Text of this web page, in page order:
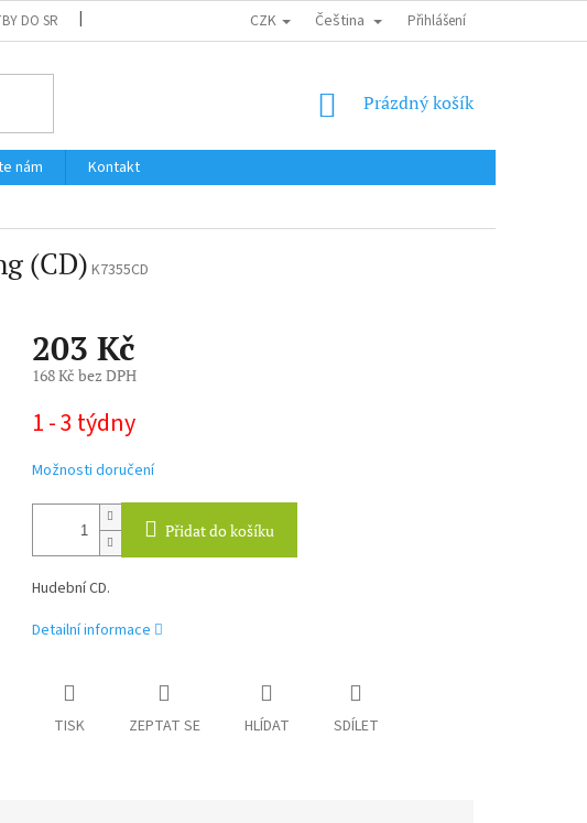
DO SR DOPRAVA DO EU / INTERNATIONAL SHIPPING OBCHODNÍ PODMÍNKY
CZK Čeština Přihlášení
NÁKUPNÍ
Prázdný košík
nám
Kontakt
(CD) K7355CD
203 Kč
168 Kč bez DPH
cena:
1 - 3 týdny
Možnosti doručení
Přidat do košíku
Hudební CD.
Detailní informace
TISK ZEPTAT SE HLÍDAT SDÍLET